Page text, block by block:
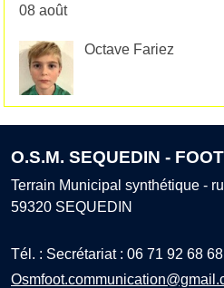
08 août
Octave Fariez
O.S.M. SEQUEDIN -
Terrain Municipal synthétique -
59320 SEQUEDIN
Tél. : Secrétariat : 06 71 92 68 68